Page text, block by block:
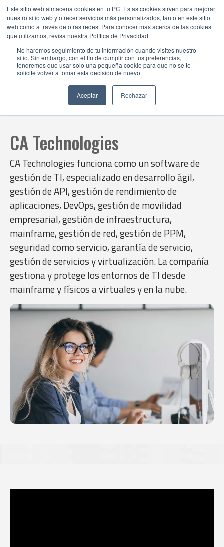
Este sitio web almacena cookies en tu PC. Estas cookies sirven para mejorar
nuestro sitio web y ofrecer servicios más personalizados, tanto en este sitio
web como a través de otras redes. Para conocer más acerca de las cookies
que utilizamos, revisa nuestra Política de Privacidad.
No haremos seguimiento de tu información cuando visites nuestro
sitio. Sin embargo, con el fin de cumplir con tus preferencias,
tendremos que usar solo una pequeña cookie para que no se te
solicite volver a tomar esta decisión de nuevo.
Aceptar Rechazar
CA Technologies
CA Technologies funciona como un software de
gestión de TI, especializado en desarrollo ágil,
gestión de API, gestión de rendimiento de
aplicaciones, DevOps, gestión de movilidad
empresarial, gestión de infraestructura,
mainframe, gestión de red, gestión de PPM,
seguridad como servicio, garantía de servicio,
gestión de servicios y virtualización. La compañía
gestiona y protege los entornos de TI desde
mainframe y físicos a virtuales y en la nube.